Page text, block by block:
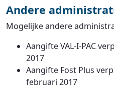
Andere
Mogelijke andere
Aangifte VAL-I-PAC
2017
Aangifte Fost Plus
februari 2017